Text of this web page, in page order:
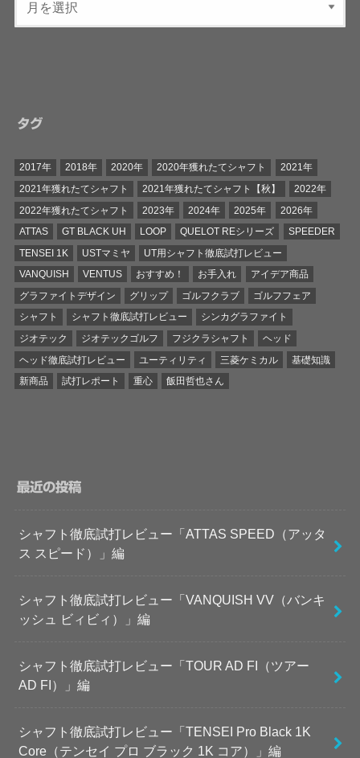
タグ
2017年 2018年 2020年 2020年獲れたてシャフト
2021年
2021年獲れたてシャフト
2021年獲れたてシャフト【秋】
2022年
2022年獲れたてシャフト
2023年 2024年 2025年
2026年
ATTAS
GT BLACK UH LOOP QUELOT REシリーズ
SPEEDER
TENSEI 1K
USTマミヤ
UT用シャフト徹底試打レビュー
VANQUISH
VENTUS おすすめ！ お手入れ
アイデア商品
グラファイトデザイン
グリップ ゴルフクラブ
ゴルフフェア
シャフト
シャフト徹底試打レビュー
シンカグラファイト
ジオテック
ジオテックゴルフ フジクラシャフト
ヘッド
ヘッド徹底試打レビュー
ユーティリティ 三菱ケミカル
基礎知識
新商品
試打レポート 重心 飯田哲也さん
最近の投稿
シャフト徹底試打レビュー「ATTAS SPEED（アッタ
ス スピード）」編
シャフト徹底試打レビュー「VANQUISH VV（バンキ
ッシュ ビィビィ）」編
シャフト徹底試打レビュー「TOUR AD FI（ツアー
AD FI）」編
シャフト徹底試打レビュー「TENSEI Pro Black 1K
Core（テンセイ プロ ブラック 1K コア）」編